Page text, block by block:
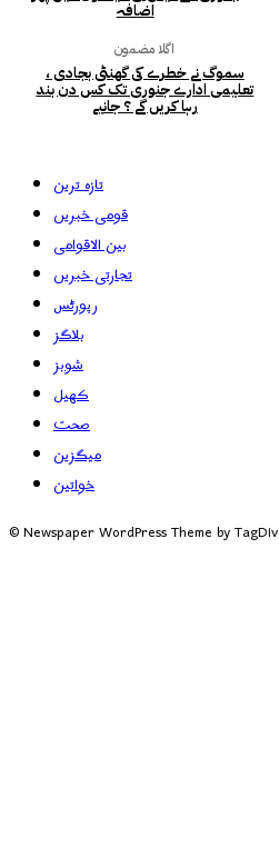
اضافہ
اگلا مضمون
سموگ نے خطرے کی گھنٹی بجادی ،
تعلیمی ادارے جنوری تک کس دن بند
رہا کریں گے ؟ جانیے
تازہ ترین
قومی خبریں
بین الاقوامی
تجارتی خبریں
رپورٹس
بلاگز
شوبز
کھیل
صحت
میگزین
خواتین
© Newspaper WordPress Theme by TagDiv